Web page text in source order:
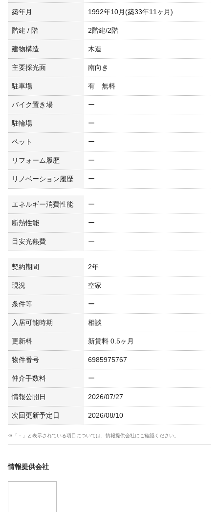
築年月 1992年10月(築33年11ヶ月)
階建 / 階 2階建/2階
建物構造 木造
主要採光面 南向き
駐車場 有 無料
バイク置き場 ー
駐輪場 ー
ペット ー
リフォーム履歴 ー
リノベーション履歴 ー
エネルギー消費性能 ー
断熱性能 ー
目安光熱費 ー
契約期間 2年
現況 空家
条件等 ー
入居可能時期 相談
更新料 新賃料 0.5ヶ月
物件番号 6985975767
仲介手数料 ー
情報公開日 2026/07/27
次回更新予定日 2026/08/10
※「－」と表示されている項目については、情報提供会社にご確認ください。
情報提供会社